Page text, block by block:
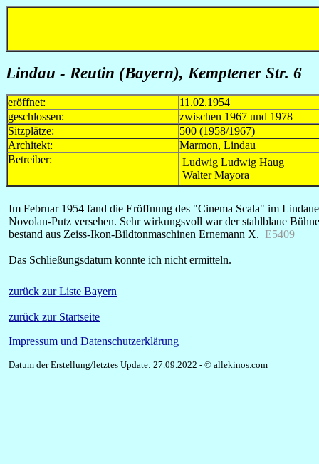
Lindau - Reutin (Bayern), Kemptener Str. 6
eröffnet:
11.02.1954
geschlossen:
zwischen 1967 und 1978
Sitzplätze:
500 (1958/1967)
Architekt:
Marmon, Lindau
Betreiber:
Ludwig Ludwig Haug
Walter Mayora
Im Februar 1954 fand die Eröffnung des "Cinema Scala" im
Novolan-Putz versehen. Sehr wirkungsvoll war der stahlblaue
bestand aus Zeiss-Ikon-Bildtonmaschinen Ernemann X. E5409
Das Schließungsdatum konnte ich nicht ermitteln.
zurück zur Liste Bayern
zurück zur Startseite
Impressum und Datenschutzerklärung
Datum der Erstellung/letztes Update: 27.09.2022 - © allekinos.com